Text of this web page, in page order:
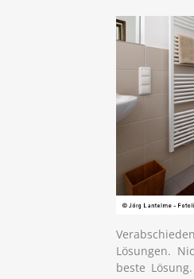
Lösungen.
beste